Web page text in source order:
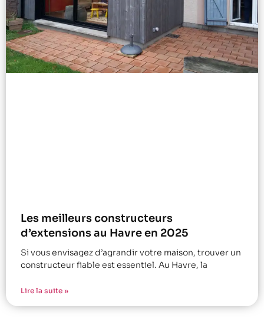
Les meilleurs constructeurs
d’extensions au Havre en 2025
Si vous envisagez d’agrandir votre maison, trouver un
constructeur fiable est essentiel. Au Havre, la
Lire la suite »